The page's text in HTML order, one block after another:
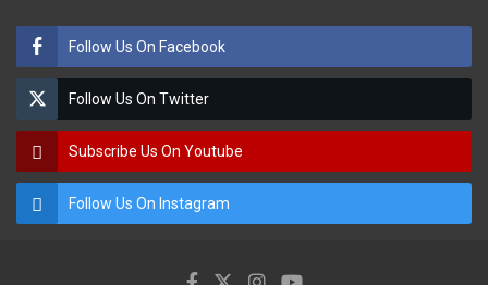
Follow Us On Facebook
Follow Us On Twitter
Subscribe Us On Youtube
Follow Us On Instagram